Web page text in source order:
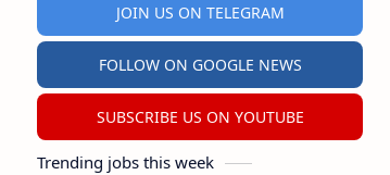
JOIN US ON TELEGRAM
FOLLOW ON GOOGLE NEWS
SUBSCRIBE US ON YOUTUBE
Trending jobs this week